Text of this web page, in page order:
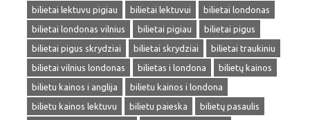
bilietai lektuvu pigiau
bilietai lektuvui
bilietai londonas
bilietai londonas vilnius
bilietai pigiau
bilietai pigus
bilietai pigus skrydziai
bilietai skrydziai
bilietai traukiniu
bilietai vilnius londonas
bilietas i londona
bilietų kainos
bilietu kainos i anglija
bilietu kainos i londona
bilietu kainos lektuvu
bilietu paieska
bilietų pasaulis